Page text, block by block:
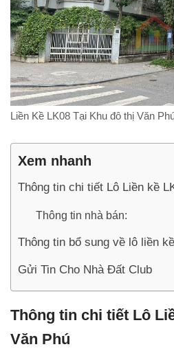
Liền Kề LK08 Tại Khu đô thị Văn
Xem nhanh
Thông tin chi tiết Lô Liền kề
Thông tin nhà bán:
Thông tin bổ sung về lô liền
Gửi Tin Cho Nhà Đất Club
Thông tin chi tiết Lô
Văn Phú